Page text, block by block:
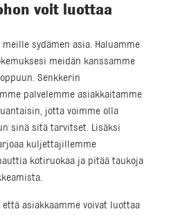
voit luottaa
sydämen asia. Haluamme
meidän kanssamme
Senkkerin
palvelemme asiakkaitamme
jotta voimme olla
sinä sitä tarvitset. Lisäksi
kuljettajillemme
kotiruokaa ja pitää taukoja
että asiakkaamme voivat luottaa